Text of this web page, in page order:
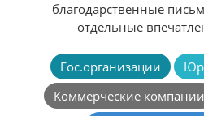
благодарственные
отдельные
Гос.организации
Коммерческие компании